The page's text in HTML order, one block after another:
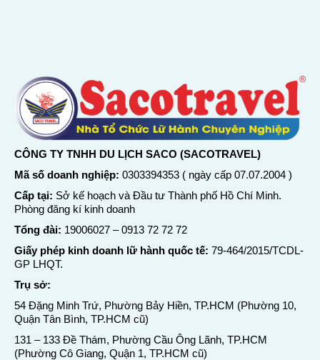
CÔNG TY TNHH DU LỊCH SACO (SACOTRAVEL)
Mã số doanh nghiệp: 0303394353 ( ngày cấp 07.07.2004 )
Cấp tại: Sở kế hoạch và Đầu tư Thành phố Hồ Chí Minh.
Phòng đăng kí kinh doanh
Tổng đài: 19006027 –0913 72 72 72
Giấy phép kinh doanh lữ hành quốc tế: 79-464/2015/TCDL-
GP LHQT.
Trụ sở:
54 Đặng Minh Trứ, Phường Bảy Hiền, TP.HCM (Phường 10,
Quận Tân Bình, TP.HCM cũ)
131 – 133 Đề Thám, Phường Cầu Ông Lãnh, TP.HCM
(Phường Cô Giang, Quận 1, TP.HCM cũ)